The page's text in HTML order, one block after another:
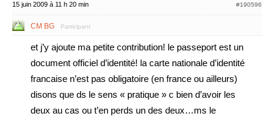
15 juin 2009 à 11 h 20 min #190596
CM BG Participant
et j’y ajoute ma petite contribution! le passeport est un
document officiel d’identité! la carte nationale d’identité
francaise n’est pas obligatoire (en france ou ailleurs)
disons que ds le sens « pratique » c bien d’avoir les
deux au cas ou t’en perds un des deux…ms le